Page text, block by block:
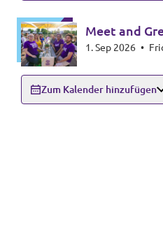
Meet and
1. Sep 2026 •
Zum Kalender hinzufügen